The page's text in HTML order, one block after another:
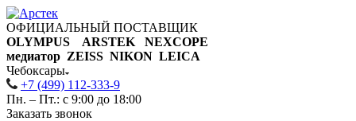
ОФИЦИАЛЬНЫЙ ПОСТАВЩИК
OLYMPUS ARSTEK NEXCOPE
медиатор ZEISS NIKON LEICA
Чебоксары
+7 (499) 112-333-9
Пн. – Пт.: с 9:00 до 18:00
Заказать звонок